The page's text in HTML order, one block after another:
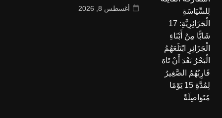
أغسطس 8, 2026